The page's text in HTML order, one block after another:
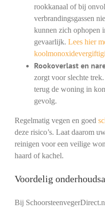
rookkanaal of bij
verbrandingsgassen
kunnen zich ophopen
gevaarlijk. Lees hier
Rookoverlast en
zorgt voor slechte
terug de woning in
gevolg.
Regelmatig vegen en goed
deze risico’s. Laat daarom
reinigen voor een veilige
haard of kachel.
Voordelig
Bij